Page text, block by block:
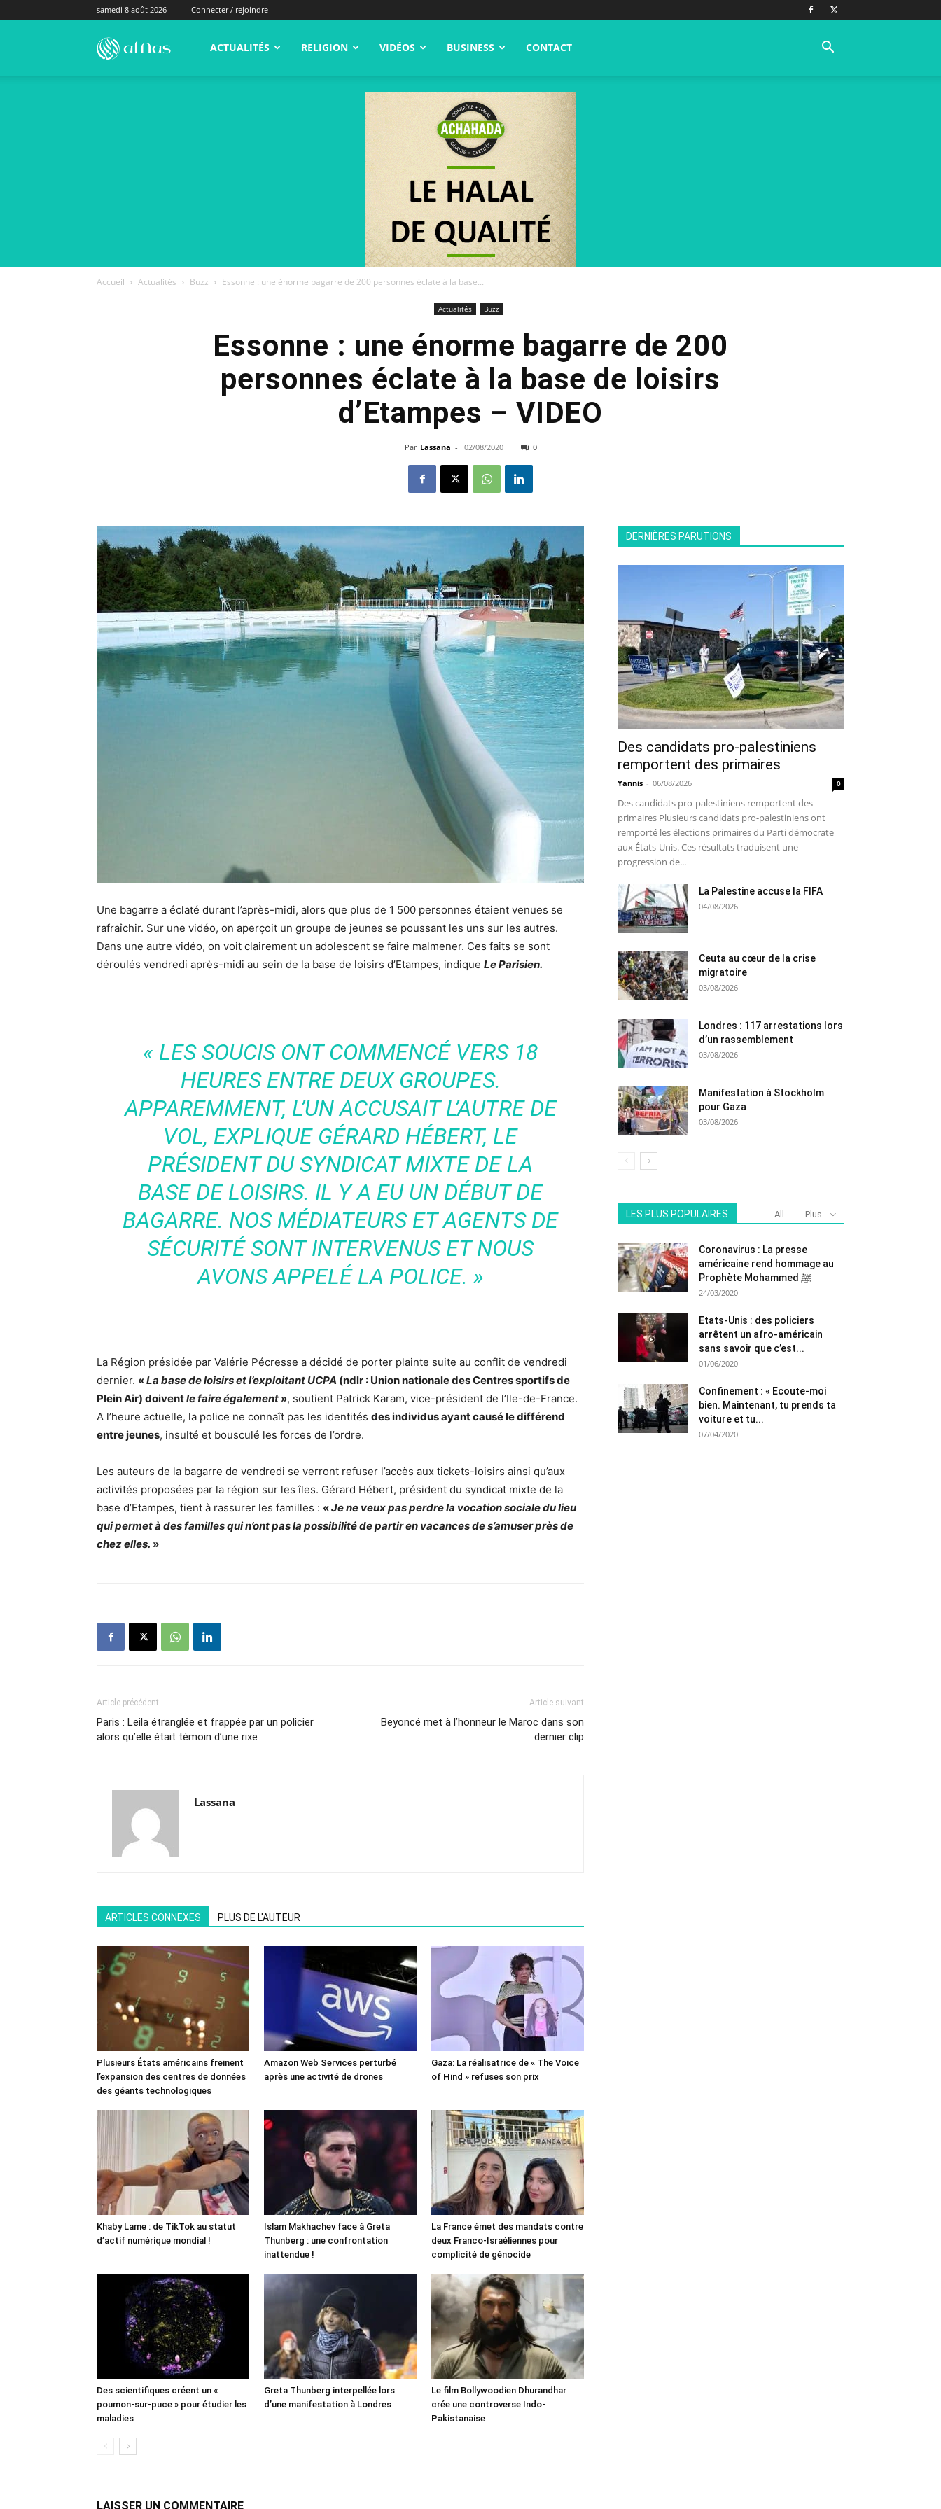
samedi 8 août 2026 Connecter / rejoindre
alNas.fr ACTUALITÉS RELIGION VIDÉOS BUSINESS CONTACT
Accueil Actualités Buzz Essonne : une énorme bagarre de 200 personnes éclate à la base...
Actualités Buzz
Essonne : une énorme bagarre de 200
personnes éclate à la base de loisirs
d’Etampes – VIDEO
Par Lassana - 02/08/2020 0
Une bagarre a éclaté durant l’après-midi, alors que plus de 1 500 personnes étaient venues se
rafraîchir. Sur une vidéo, on aperçoit un groupe de jeunes se poussant les uns sur les autres.
Dans une autre vidéo, on voit clairement un adolescent se faire malmener. Ces faits se sont
déroulés vendredi après-midi au sein de la base de loisirs d’Etampes, indique Le Parisien.
« LES SOUCIS ONT COMMENCÉ VERS 18
HEURES ENTRE DEUX GROUPES.
APPAREMMENT, L’UN ACCUSAIT L’AUTRE DE
VOL, EXPLIQUE GÉRARD HÉBERT, LE
PRÉSIDENT DU SYNDICAT MIXTE DE LA
BASE DE LOISIRS. IL Y A EU UN DÉBUT DE
BAGARRE. NOS MÉDIATEURS ET AGENTS DE
SÉCURITÉ SONT INTERVENUS ET NOUS
AVONS APPELÉ LA POLICE. »
La Région présidée par Valérie Pécresse a décidé de porter plainte suite au conflit de vendredi
dernier. «La base de loisirs et l’exploitant UCPA (ndlr : Union nationale des Centres sportifs de
Plein Air) doiventle faire également », soutient Patrick Karam, vice-président de l’Ile-de-France.
A l’heure actuelle, la police ne connaît pas les identités des individus ayant causé le différend
entre jeunes, insulté et bousculé les forces de l’ordre.
Les auteurs de la bagarre de vendredi se verront refuser l’accès aux tickets-loisirs ainsi qu’aux
activités proposées par la région sur les îles. Gérard Hébert, président du syndicat mixte de la
base d’Etampes, tient à rassurer les familles : «Je ne veux pas perdre la vocation sociale du lieu
qui permet à des familles qui n’ont pas la possibilité de partir en vacances de s’amuser près de
chez elles. »
Article précédent
Paris : Leila étranglée et frappée par un policier
alors qu’elle était témoin d’une rixe
Article suivant
Beyoncé met à l’honneur le Maroc dans son
dernier clip
Lassana
ARTICLES CONNEXES PLUS DE L'AUTEUR
Plusieurs États américains freinent
l’expansion des centres de données
des géants technologiques
Amazon Web Services perturbé
après une activité de drones
Gaza: La réalisatrice de « The Voice
of Hind » refuses son prix
Khaby Lame : de TikTok au statut
d’actif numérique mondial !
Islam Makhachev face à Greta
Thunberg : une confrontation
inattendue !
La France émet des mandats contre
deux Franco-Israéliennes pour
complicité de génocide
Des scientifiques créent un «
poumon-sur-puce » pour étudier les
maladies
Greta Thunberg interpellée lors
d’une manifestation à Londres
Le film Bollywoodien Dhurandhar
crée une controverse Indo-
Pakistanaise
LAISSER UN COMMENTAIRE
DERNIÈRES PARUTIONS
Des candidats pro-palestiniens
remportent des primaires
Yannis - 06/08/2026 0
Des candidats pro-palestiniens remportent des
primaires Plusieurs candidats pro-palestiniens ont
remporté les élections primaires du Parti démocrate
aux États-Unis. Ces résultats traduisent une
progression de...
La Palestine accuse la FIFA
04/08/2026
Ceuta au cœur de la crise
migratoire
03/08/2026
Londres : 117 arrestations lors
d’un rassemblement
03/08/2026
Manifestation à Stockholm
pour Gaza
03/08/2026
LES PLUS POPULAIRES All Plus
Coronavirus : La presse
américaine rend hommage au
Prophète Mohammed ﷺ
24/03/2020
Etats-Unis : des policiers
arrêtent un afro-américain
sans savoir que c’est...
01/06/2020
Confinement : « Ecoute-moi
bien. Maintenant, tu prends ta
voiture et tu...
07/04/2020